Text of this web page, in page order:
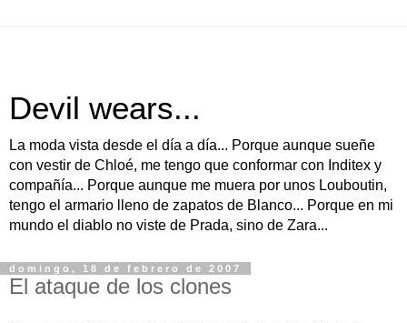
Devil wears...
La moda vista desde el día a día... Porque aunque sueñe
con vestir de Chloé, me tengo que conformar con Inditex y
compañía... Porque aunque me muera por unos Louboutin,
tengo el armario lleno de zapatos de Blanco... Porque en mi
mundo el diablo no viste de Prada, sino de Zara...
domingo, 18 de febrero de 2007
El ataque de los clones